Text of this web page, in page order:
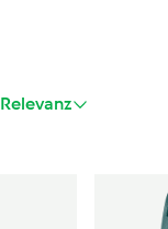
Relevanz